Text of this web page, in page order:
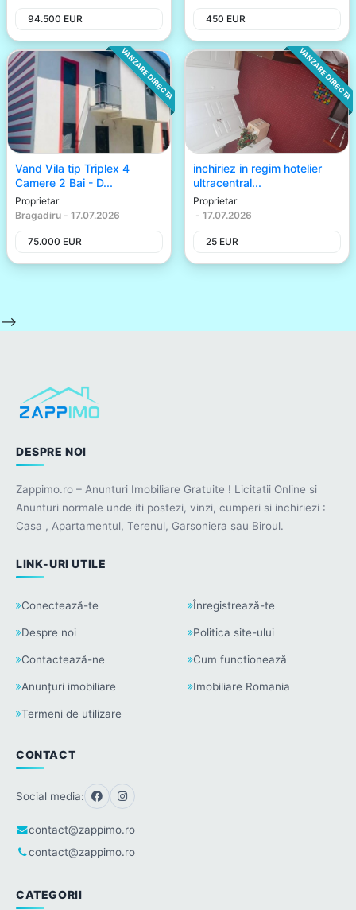
94.500 EUR 450 EUR
VANZARE DIRECTA
Vand Vila tip Triplex 4
Camere 2 Bai - D...
Proprietar
Bragadiru - 17.07.2026
75.000 EUR
VANZARE DIRECTA
inchiriez in regim hotelier
ultracentral...
Proprietar
- 17.07.2026
25 EUR
-->
DESPRE NOI
Zappimo.ro – Anunturi Imobiliare Gratuite ! Licitatii Online si
Anunturi normale unde iti postezi, vinzi, cumperi si inchiriezi :
Casa , Apartamentul, Terenul, Garsoniera sau Biroul.
LINK-URI UTILE
Conectează-te Înregistrează-te
Despre noi Politica site-ului
Contactează-ne Cum functionează
Anunțuri imobiliare Imobiliare Romania
Termeni de utilizare
CONTACT
Social media:
contact@zappimo.ro
contact@zappimo.ro
CATEGORII